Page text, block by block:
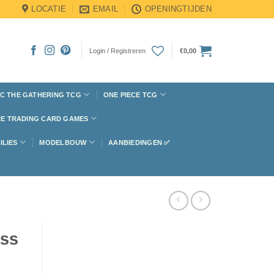
LOCATIE EMAIL OPENINGTIJDEN
Login / Registreren €0,00
THE GATHERING TCG ONE PIECE TCG
TRADING CARD GAMES
MODELBOUW AANBIEDINGEN ✅